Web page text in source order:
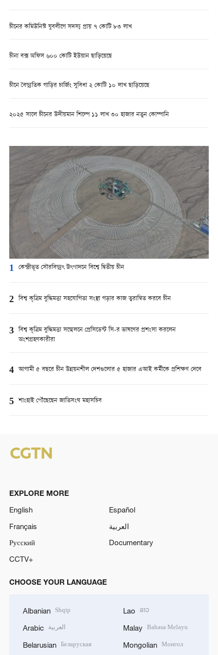
চীনের কমিউনিস্ট যুবলীগে সদস্য প্রায় ৭ কোটি ৮৩ লাখ
চীনা বক্স অফিস ৬০০ কোটি ইউয়ান ছাড়িয়েছে
চীনে বৈদ্যুতিক গাড়ির চার্জিং সুবিধা ২ কোটি ১০ লাখ ছাড়িয়েছে
২০২৫ সালে চীনের উদীয়মান শিল্পে ১১ লাখ ৩০ হাজার নতুন কোম্পানি
1 কেন্দ্রীভূত সৌরবিদ্যুৎ উৎপাদনে বিশ্বে দ্বিতীয় চীন
2 বিশ্ব কৃত্রিম বুদ্ধিমত্তা সহযোগিতা সংস্থা গড়ার কাজ ত্বরান্বিত করবে চীন
3 বিশ্ব কৃত্রিম বুদ্ধিমত্তা সম্মেলনে প্রেসিডেন্ট সি-র ভাষণের প্রশংসা করলেন
অংশগ্রহণকারীরা
4 আগামী ৫ বছরে চীন উন্নয়নশীল দেশগুলোর ৫ হাজার এআই কর্মীকে প্রশিক্ষণ দেবে
5 শাংহাই পৌঁছেছেন জাতিসংঘ মহাসচিব
EXPLORE MORE
English
Español
Français
العربية
Русский
Documentary
CCTV+
CHOOSE YOUR LANGUAGE
Albanian Shqip
Arabic العربية
Belarusian Беларуская
Lao ລາວ
Malay Bahasa Melayu
Mongolian Монгол